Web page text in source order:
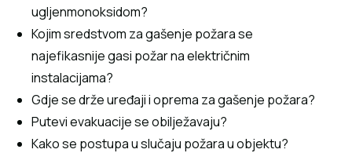
ugljenmonoksidom?
Kojim sredstvom za gašenje požara se
najefikasnije gasi požar na električnim
instalacijama?
Gdje se drže uređaji i oprema za gašenje požara?
Putevi evakuacije se obilježavaju?
Kako se postupa u slučaju požara u objektu?